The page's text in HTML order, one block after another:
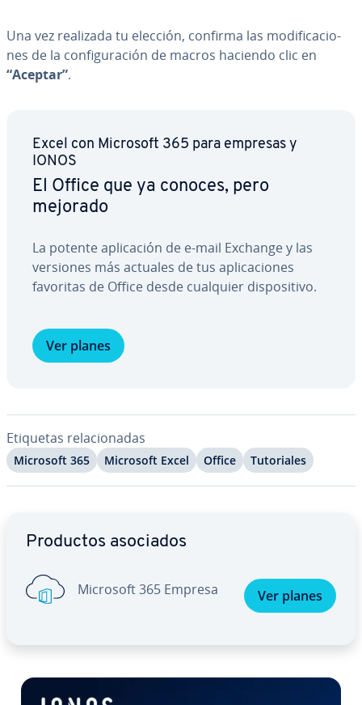
Una vez realizada tu elección, confirma las mo­di­fi­ca­cio­
nes de la co­n­fi­gu­ra­ción de macros haciendo clic en
“Aceptar”.
Excel con Microsoft 365 para empresas y
IONOS
El Office que ya conoces, pero
mejorado
La potente apli­ca­ción de e-mail Exchange y las
versiones más actuales de tus apli­ca­cio­nes
favoritas de Office desde cualquier di­s­po­si­ti­vo.
Ver planes
Etiquetas re­la­cio­na­das
Microsoft 365 Microsoft Excel Office Tu­to­ria­les
Productos asociados
Microsoft 365 Empresa Ver planes